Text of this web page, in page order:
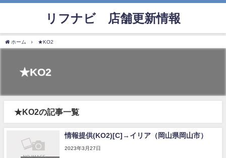
リフナビ®店舗更新情報
ホーム ★KO2
★KO2
★KO2の記事一覧
情報提供(KO2)[C]→イリア（岡山県岡山市）
2023年3月27日